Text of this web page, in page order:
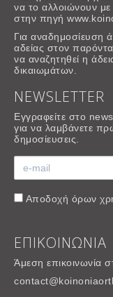
να το αλλοιώνουν
στην πηγή
Για αναδημοσίευση
αδείας στον
να αναζητηθεί η
δικαιωμάτων.
NEWSLETTER
Εγγραφείτε στο
για να λαμβάνετε
δημοσίευσεις.
Αποδοχή όρων
ΕΠΙΚΟΙΝΩΝΙΑ
Άμεση επικοινωνία